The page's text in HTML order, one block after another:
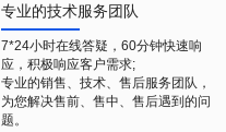
专业的技术服务团队
7*24小时在线答疑，60分钟快速响
应，积极响应客户需求;
专业的销售、技术、售后服务团队，
为您解决售前、售中、售后遇到的问
题。